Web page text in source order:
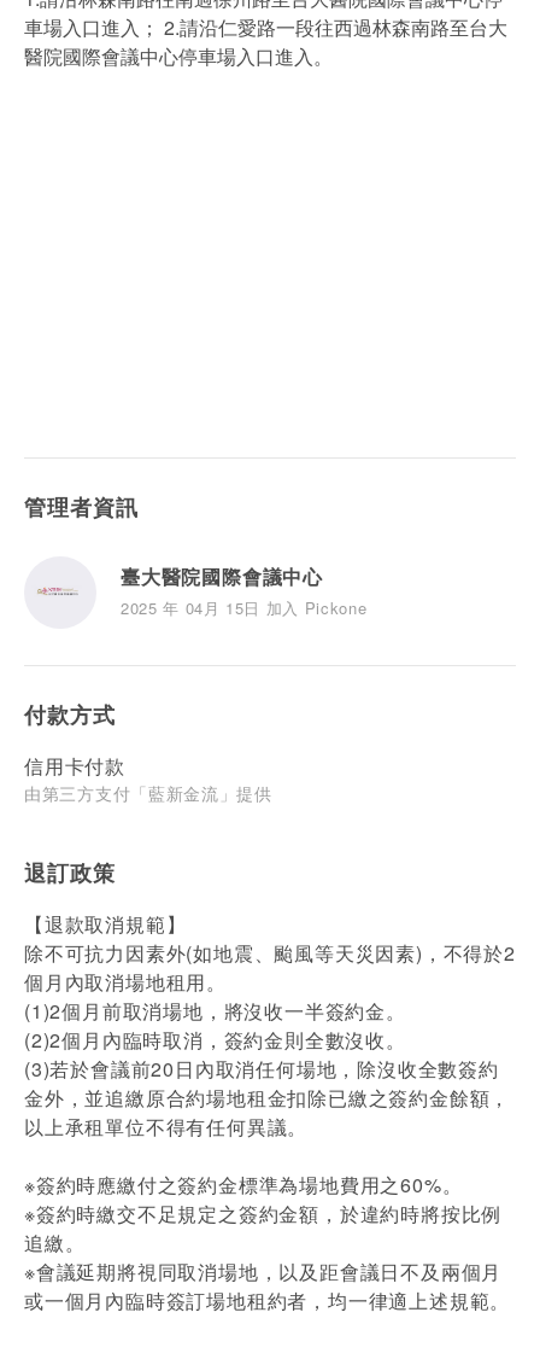
車場入口進入； 2.請沿仁愛路一段往西過林森南路至台大
醫院國際會議中心停車場入口進入。
管理者資訊
臺大醫院國際會議中心
2025 年 04月 15日 加入 Pickone
付款方式
信用卡付款
由第三方支付「藍新金流」提供
退訂政策
【退款取消規範】
除不可抗力因素外(如地震、颱風等天災因素)，不得於2
個月內取消場地租用。
(1)2個月前取消場地，將沒收一半簽約金。
(2)2個月內臨時取消，簽約金則全數沒收。
(3)若於會議前20日內取消任何場地，除沒收全數簽約
金外，並追繳原合約場地租金扣除已繳之簽約金餘額，
以上承租單位不得有任何異議。
※簽約時應繳付之簽約金標準為場地費用之60%。
※簽約時繳交不足規定之簽約金額，於違約時將按比例
追繳。
※會議延期將視同取消場地，以及距會議日不及兩個月
或一個月內臨時簽訂場地租約者，均一律適上述規範。